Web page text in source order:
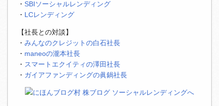
・ SBIソーシャルレンディング
・ LCレンディング
【社長との対談】
・ みんなのクレジットの白石社長
・ maneoの瀧本社長
・ スマートエクイティの澤田社長
・ ガイアファンディングの眞鍋社長